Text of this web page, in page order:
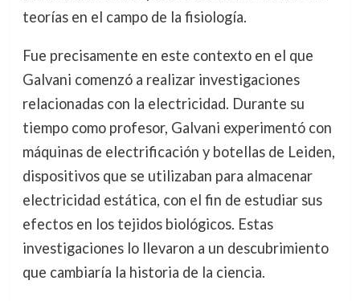
teorías en el campo de la fisiología.
Fue precisamente en este contexto en el que
Galvani comenzó a realizar investigaciones
relacionadas con la electricidad. Durante su
tiempo como profesor, Galvani experimentó con
máquinas de electrificación y botellas de Leiden,
dispositivos que se utilizaban para almacenar
electricidad estática, con el fin de estudiar sus
efectos en los tejidos biológicos. Estas
investigaciones lo llevaron a un descubrimiento
que cambiaría la historia de la ciencia.